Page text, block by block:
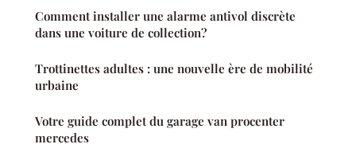
Comment installer une alarme antivol discrète
dans une voiture de collection?
Trottinettes adultes : une nouvelle ère de mobilité
urbaine
Votre guide complet du garage van procenter
mercedes